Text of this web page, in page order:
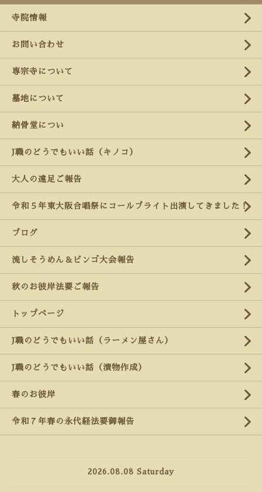
寺院情報
お問い合わせ
専宗寺について
墓地について
納骨堂につい
J職のどうでもいい話（キノコ）
大人の遠足ご報告
令和５年東大阪合唱祭にコールブライト出演してきました！
ブログ
流しそうめん＆ビンゴ大会報告
秋のお彼岸法要ご報告
トップページ
J職のどうでもいい話（ラーメン屋さん）
J職のどうでもいい話（漬物作成）
春のお彼岸
令和７年春の永代経法要御報告
2026.08.08 Saturday